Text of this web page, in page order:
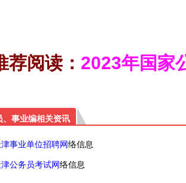
荐阅读： 2023年国家
、事业编相关资讯
津事业单位招聘网络信息
津公务员考试网络信息